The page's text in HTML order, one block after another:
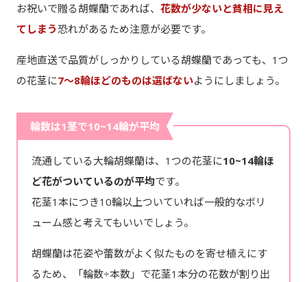
お祝いで贈る胡蝶蘭であれば、 花数が少ないと貧相に見え
てしまう恐れがあるため注意が必要です。
産地直送で品質がしっかりしている胡蝶蘭であっても、1つ
の花茎に7～8輪ほどのものは選ばないようにしましょう。
輪数は1茎で10~14輪が平均
流通している大輪胡蝶蘭は、1つの花茎に10~14輪ほ
ど花がついているのが平均です。
花茎1本につき10輪以上ついていれば一般的なボリ
ューム感と考えてもいいでしょう。
胡蝶蘭は花姿や蕾数がよく似たものを寄せ植えにす
るため、「輪数÷本数」で花茎1本分の花数が割り出